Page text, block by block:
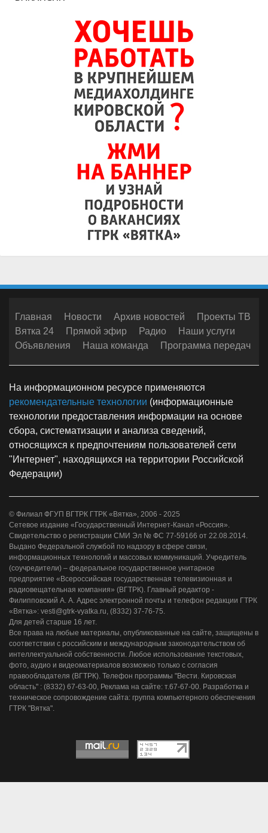
Главная Новости Архив новостей
Проекты ТВ
Вятка 24
Прямой эфир Радио
Наши услуги
Объявления
Наша команда Программа передач
На информационном ресурсе применяются
рекомендательные технологии (информационные
технологии предоставления информации на основе
сбора, систематизации и анализа сведений,
относящихся к предпочтениям пользователей сети
"Интернет", находящихся на территории Российской
Федерации)
© Филиал ФГУП ВГТРК ГТРК «Вятка», 2006 - 2025
Сетевое издание «Государственный Интернет-Канал «Россия».
Свидетельство о регистрации СМИ Эл № ФС 77-59166 от 22.08.2014.
Выдано Федеральной службой по надзору в сфере связи,
информационных технологий и массовых коммуникаций. Учредитель
(соучредители) – федеральное государственное унитарное
предприятие «Всероссийская государственная телевизионная и
радиовещательная компания» (ВГТРК). Главный редактор -
Филипповский А. А. Адрес электронной почты и телефон редакции ГТРК
«Вятка»: vesti@gtrk-vyatka.ru, (8332) 37-76-75.
Для детей старше 16 лет.
Все права на любые материалы, опубликованные на сайте, защищены в
соответствии с российским и международным законодательством об
интеллектуальной собственности. Любое использование текстовых,
фото, аудио и видеоматериалов возможно только с согласия
правообладателя (ВГТРК). Телефон программы "Вести. Кировская
область" : (8332) 67-63-00, Реклама на сайте: т.67-67-00. Разработка и
техническое сопровождение сайта: группа компьютерного обеспечения
ГТРК "Вятка".